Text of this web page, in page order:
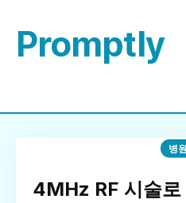
Promptly
병원
4MHz RF 시술로